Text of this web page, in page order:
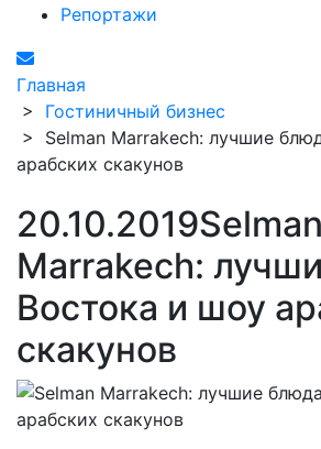
Репортажи
Главная
> Гостиничный бизнес
> Selman Marrakech: лучшие
арабских скакунов
20.10.2019Selman
Marrakech:
Востока и шоу
скакунов